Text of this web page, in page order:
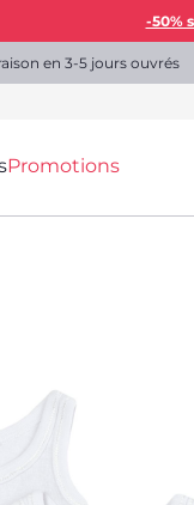
-50%
en 3-5 jours ouvrés
Promotions